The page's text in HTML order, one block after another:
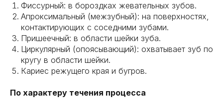
Фиссурный: в бороздках жевательных зубов.
Апроксимальный (межзубный): на поверхностях,
контактирующих с соседними зубами.
Пришеечный: в области шейки зуба.
Циркулярный (опоясывающий): охватывает зуб по
кругу в области шейки.
Кариес режущего края и бугров.
По характеру течения процесса